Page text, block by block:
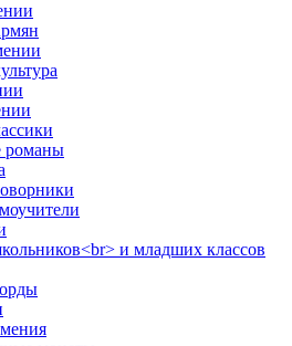
романы
и младших классов